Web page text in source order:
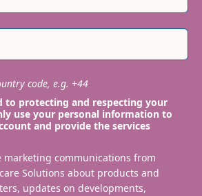
code, e.g. +44
to protecting and respecting your
use your personal information to
and provide the services
marketing communications from
Solutions about products and
updates on developments,